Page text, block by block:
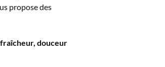
propose des
fraîcheur, douceur